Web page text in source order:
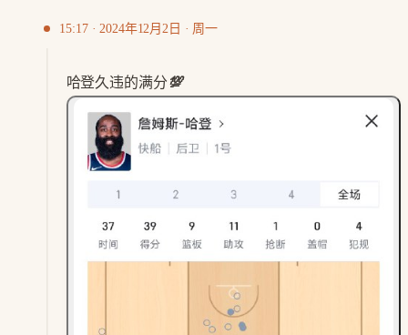
15:17 · 2024年12月2日 · 周一
哈登久违的满分💯